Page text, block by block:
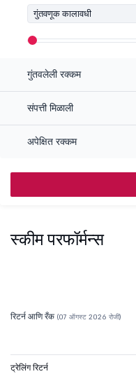
गुंतवणूक कालावधी
गुंतवलेली रक्कम
संपत्ती मिळाली
अपेक्षित रक्कम
स्कीम परफॉर्मन्स
रिटर्न आणि रँक (07 ऑगस्ट 2026 रोजी)
ट्रेलिंग रिटर्न